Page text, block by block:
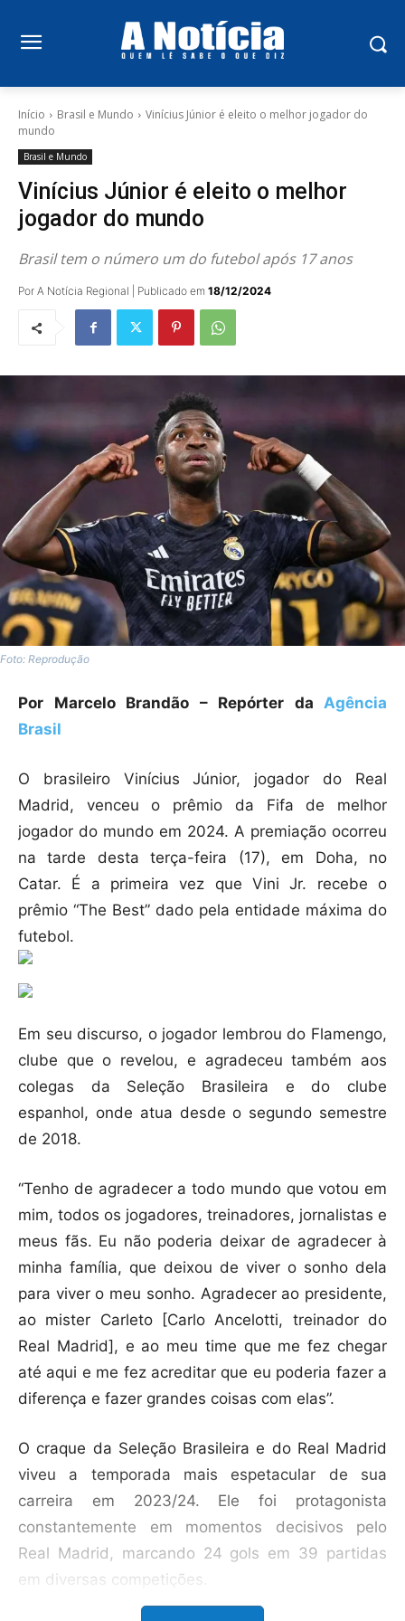
Início Brasil e Mundo
Vinícius Júnior é eleito o melhor jogador do
mundo
Brasil e Mundo
Vinícius Júnior é eleito o melhor
jogador do mundo
Brasil tem o número um do futebol após 17 anos
Por A Notícia Regional | Publicado em 18/12/2024
Foto: Reprodução
Por Marcelo Brandão – Repórter da Agência
Brasil
O brasileiro Vinícius Júnior, jogador do Real
Madrid, venceu o prêmio da Fifa de melhor
jogador do mundo em 2024. A premiação ocorreu
na tarde desta terça-feira (17), em Doha, no
Catar. É a primeira vez que Vini Jr. recebe o
prêmio “The Best” dado pela entidade máxima do
futebol.
Em seu discurso, o jogador lembrou do Flamengo,
clube que o revelou, e agradeceu também aos
colegas da Seleção Brasileira e do clube
espanhol, onde atua desde o segundo semestre
de 2018.
“Tenho de agradecer a todo mundo que votou em
mim, todos os jogadores, treinadores, jornalistas e
meus fãs. Eu não poderia deixar de agradecer à
minha família, que deixou de viver o sonho dela
para viver o meu sonho. Agradecer ao presidente,
ao mister Carleto [Carlo Ancelotti, treinador do
Real Madrid], e ao meu time que me fez chegar
até aqui e me fez acreditar que eu poderia fazer a
diferença e fazer grandes coisas com elas”.
O craque da Seleção Brasileira e do Real Madrid
viveu a temporada mais espetacular de sua
carreira em 2023/24. Ele foi protagonista
constantemente em momentos decisivos pelo
Real Madrid, marcando 24 gols em 39 partidas
em diversas competições.